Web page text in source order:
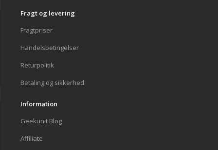
Fragt og levering
Fragtpriser
Handelsbetingelser
Returpolitik
Betaling og sikkerhed
Information
Geekunit Blog
Affiliate